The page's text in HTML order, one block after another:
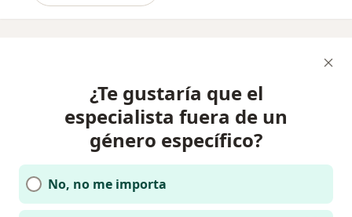
¿Te gustaría que el
especialista fuera de un
género específico?
No, no me importa